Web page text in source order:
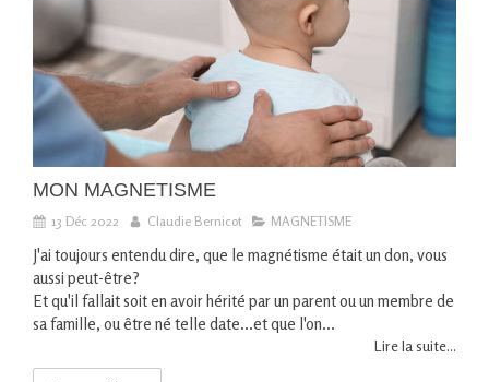
MON MAGNETISME
13 Déc 2022 Claudie Bernicot MAGNETISME
J'ai toujours entendu dire, que le magnétisme était un don, vous
aussi peut-être?
Et qu'il fallait soit en avoir hérité par un parent ou un membre de
sa famille, ou être né telle date...et que l'on...
Lire la suite...